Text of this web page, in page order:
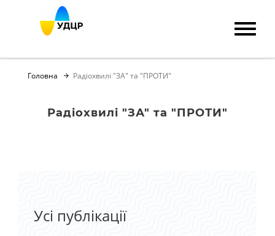
Головна Радіохвилі "ЗА" та "ПРОТИ"
Радіохвилі "ЗА" та "ПРОТИ"
Усі публікації